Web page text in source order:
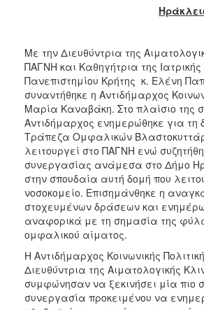
Κέντρα
Δημιουργικής
Απασχόλησης
Παιδιών
(Κ.Δ.Α.Π.)
Κέντρα
Ημερήσιας
Φροντίδας
Ηλικιωμένων
(Κ.Η.Φ.Η.)
Κ.Δ.Α.Π.Α.μεΑ.
Αδειοδότηση
Έλεγχος
Βρεφονηπιακών
Σταθμών
Δημοτικό
Με την Διευθύντρια της
ΠΑΓΝΗ και Καθηγήτρια της
Πανεπιστημίου Κρήτης κ. Ελένη
συναντήθηκε η Αντιδήμαρχος
Μαρία Καναβάκη. Στο πλαίσιο της
Αντιδήμαρχος ενημερώθηκε για τη
Τράπεζα Ομφαλικών
λειτουργεί στο ΠΑΓΝΗ ενώ
συνεργασίας ανάμεσα στο Δήμο
στην σπουδαία αυτή δομή που
νοσοκομείο. Επισημάνθηκε η
στοχευμένων δράσεων και
αναφορικά με τη σημασία της
ομφαλικού αίματος.
Η Αντιδήμαρχος Κοινωνικής
Διευθύντρια της Αιματολογικής
συμφώνησαν να ξεκινήσει μία πιο
συνεργασία προκειμένου να